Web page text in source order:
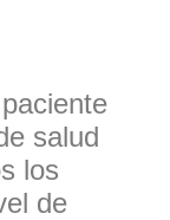
salud
los
de